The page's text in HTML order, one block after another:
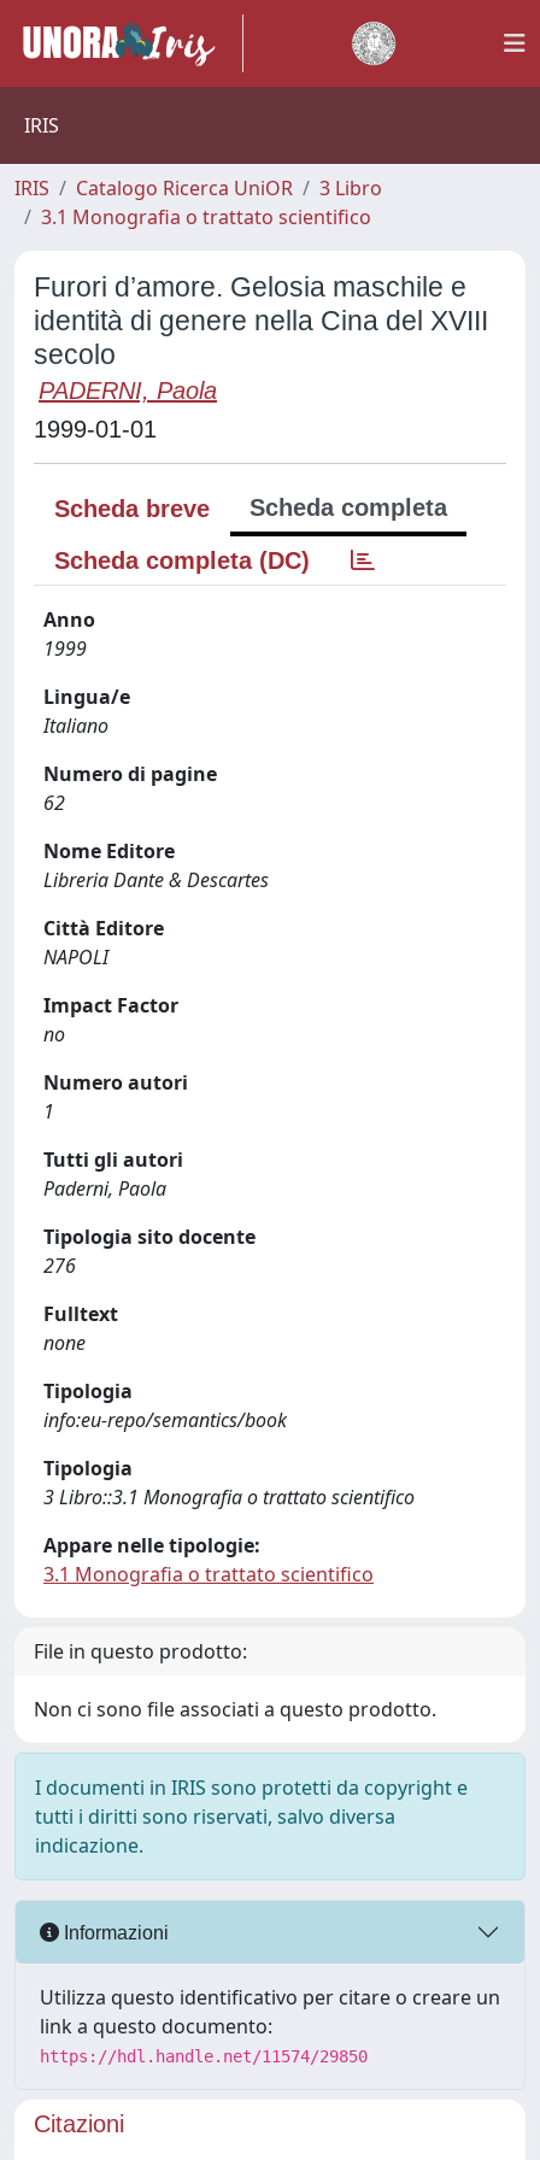
IRIS
IRIS Catalogo Ricerca UniOR
3 Libro
3.1 Monografia o trattato scientifico
Furori d’amore. Gelosia maschile e
identità di genere nella Cina del XVIII
secolo
PADERNI, Paola
1999-01-01
Scheda breve
Scheda completa
Scheda completa (DC)
Anno
1999
Lingua/e
Italiano
Numero di pagine
62
Nome Editore
Libreria Dante & Descartes
Città Editore
NAPOLI
Impact Factor
no
Numero autori
1
Tutti gli autori
Paderni, Paola
Tipologia sito docente
276
Fulltext
none
Tipologia
info:eu-repo/semantics/book
Tipologia
3 Libro::3.1 Monografia o trattato scientifico
Appare nelle tipologie:
3.1 Monografia o trattato scientifico
File in questo prodotto:
Non ci sono file associati a questo prodotto.
I documenti in IRIS sono protetti da copyright e
tutti i diritti sono riservati, salvo diversa
indicazione.
Informazioni
Utilizza questo identificativo per citare o creare un
link a questo documento:
https://hdl.handle.net/11574/29850
Citazioni